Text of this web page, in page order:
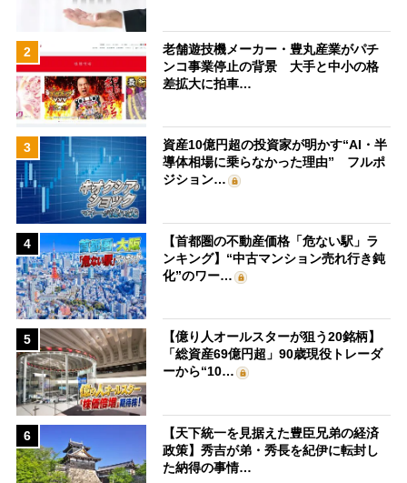
2
老舗遊技機メーカー・豊丸産業がパチ
ンコ事業停止の背景 大手と中小の格
差拡大に拍車…
3
資産10億円超の投資家が明かす“AI・半
導体相場に乗らなかった理由” フルポ
ジション…
4
【首都圏の不動産価格「危ない駅」ラ
ンキング】“中古マンション売れ行き鈍
化”のワー…
5
【億り人オールスターが狙う20銘柄】
「総資産69億円超」90歳現役トレーダ
ーから“10…
6
【天下統一を見据えた豊臣兄弟の経済
政策】秀吉が弟・秀長を紀伊に転封し
た納得の事情…